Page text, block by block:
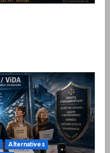
Alternatives